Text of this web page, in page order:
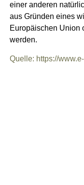
einer anderen
aus Gründen eines
Europäischen Union
werden.
Quelle: https://